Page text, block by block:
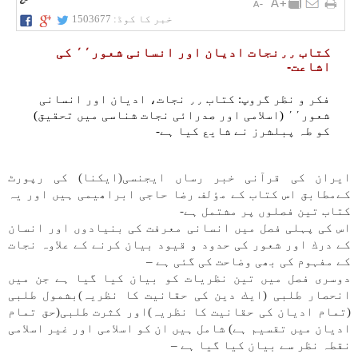
خبر کا کوڈ: 1503677
كتاب ٫٫نجات اديان اور انسانی شعور٬٬ كی
اشاعت-
فكر و نظر گروپ: كتاب ٫٫ نجات، اديان اور انسانی
شعور٬٬ (اسلامی اور صدرائی نجات شناسی میں تحقيق)
كو طہ پبلشرز نے شايع كيا ہے-
ايران كی قرآنی خبر رساں ايجنسی(ايكنا) كی رپورٹ
كےمطابق اس كتاب كے مٶلف رضا حاجی ابراھيمی ہیں اور یہ
كتاب تين فصلوں پر مشتمل ہے-
اس كی پہلی فصل میں انسانی معرفت كی بنيادوں اور انسان
كے درك اور شعور كی حدود و قيود بيان كرنے كے علاوہ نجات
كے مفہوم كی بھی وضاحت كی گئی ہے –
دوسری فصل میں تين نظريات كو بيان كيا گيا ہے جن میں
انحصار طلبی (ايك دين كی حقانيت كا نظریہ)بشمول طلبی
(تمام اديان كی حقانيت كا نظریہ)اور كثرت طلبی(حق تمام
اديان میں تقسيم ہے) شامل ہیں ان كو اسلامی اور غير اسلامی
نقطہ نظر سے بيان كيا گيا ہے –